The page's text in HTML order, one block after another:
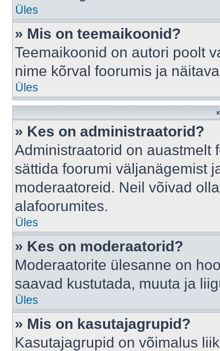
Üles
» Mis on teemaikoonid?
Teemaikoonid on autori poolt
nime kõrval foorumis ja
Üles
» Kes on administraatorid?
Administraatorid on auastmelt
sättida foorumi väljanägemist
moderaatoreid. Neil võivad
alafoorumites.
Üles
» Kes on moderaatorid?
Moderaatorite ülesanne on
saavad kustutada, muuta ja
Üles
» Mis on kasutajagrupid?
Kasutajagrupid on võimalus